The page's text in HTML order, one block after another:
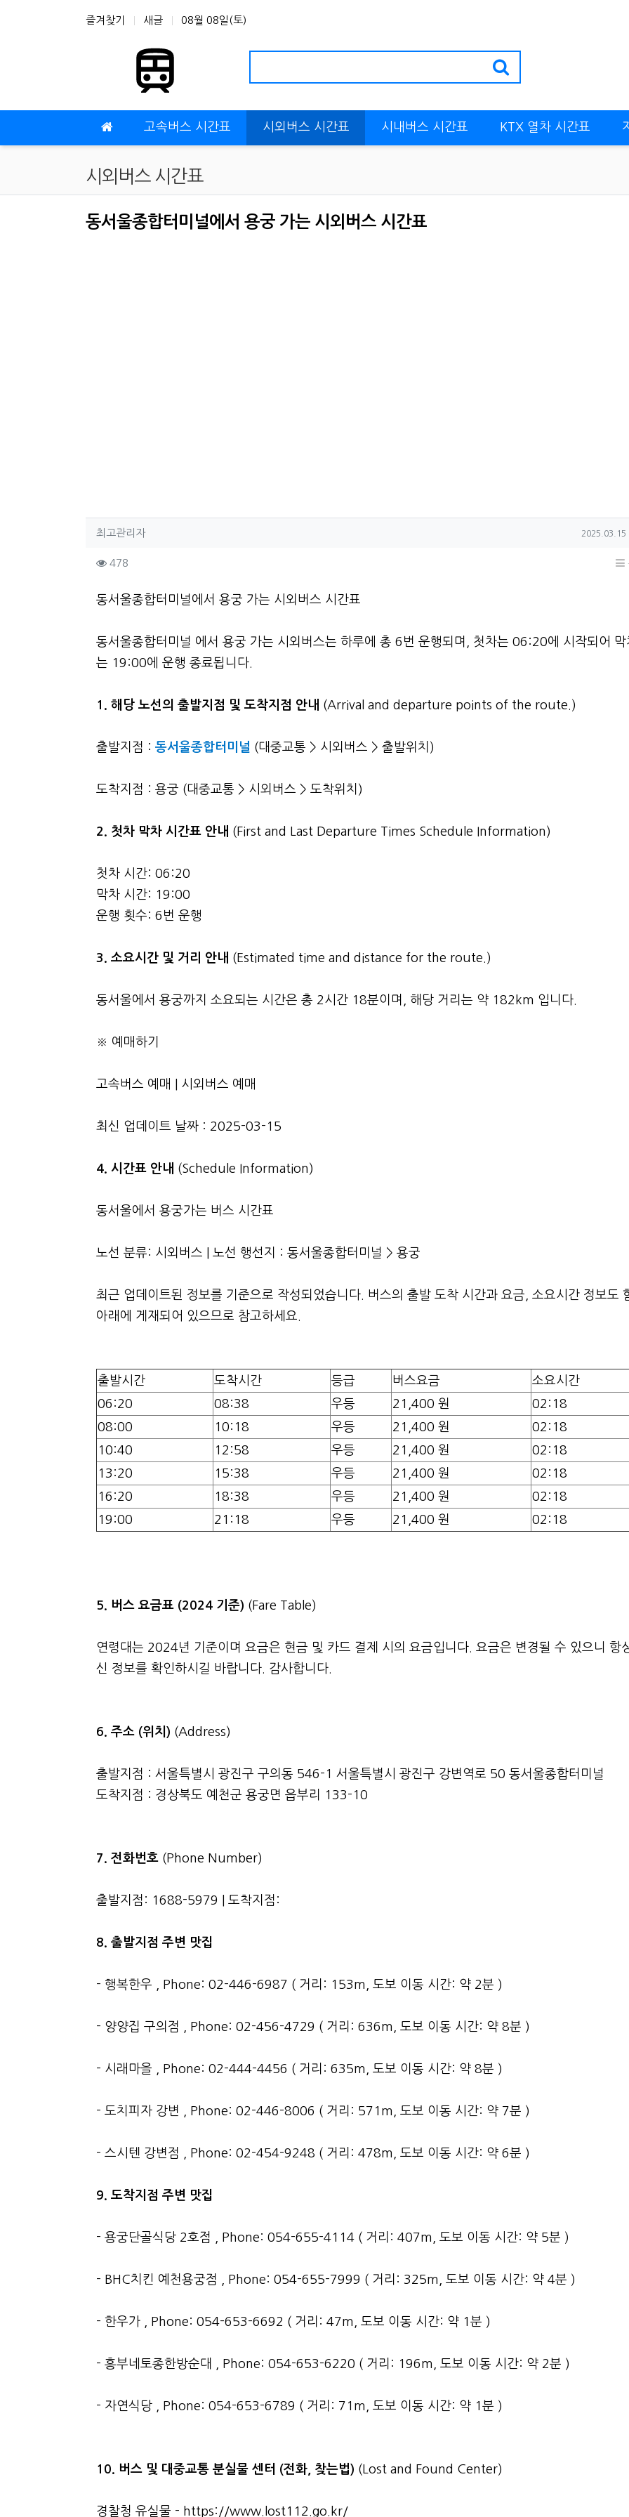
즐겨찾기 새글 08월 08일(토)
고속버스 시간표 시외버스 시간표 시내버스 시간표 KTX 열차 시간표
시외버스 시간표
동서울종합터미널에서 용궁 가는 시외버스 시간표
작성자 정보
최고관리자작성 작성일
2025.03.15
컨텐츠 정보
478
본문
동서울종합터미널에서 용궁 가는 시외버스 시간표
동서울종합터미널 에서 용궁 가는 시외버스는 하루에 총 6번 운행되며, 첫차는 06:20에 시작되어 막
는 19:00에 운행 종료됩니다.
1. 해당 노선의 출발지점 및 도착지점 안내 (Arrival and departure points of the route.)
출발지점 : 동서울종합터미널 (대중교통 > 시외버스 > 출발위치)
도착지점 : 용궁 (대중교통 > 시외버스 > 도착위치)
2. 첫차 막차 시간표 안내 (First and Last Departure Times Schedule Information)
첫차 시간: 06:20
막차 시간: 19:00
운행 횟수: 6번 운행
3. 소요시간 및 거리 안내 (Estimated time and distance for the route.)
동서울에서 용궁까지 소요되는 시간은 총 2시간 18분이며, 해당 거리는 약 182km 입니다.
※ 예매하기
고속버스 예매 시외버스 예매
최신 업데이트 날짜 : 2025-03-15
4. 시간표 안내 (Schedule Information)
동서울에서 용궁가는 버스 시간표
노선 분류: 시외버스 | 노선 행선지 : 동서울종합터미널 > 용궁
최근 업데이트된 정보를 기준으로 작성되었습니다. 버스의 출발 도착 시간과 요금, 소요시간 정보도
아래에 게재되어 있으므로 참고하세요.
출발시간 도착시간 등급 버스요금
소요시간
06:20
08:38 우등 21,400 원
02:18
08:00
10:18 우등 21,400 원
02:18
10:40
12:58 우등 21,400 원
02:18
13:20
15:38 우등 21,400 원
02:18
16:20
18:38 우등 21,400 원
02:18
19:00
21:18 우등 21,400 원 02:18
5. 버스 요금표 (2024 기준) (Fare Table)
연령대는 2024년 기준이며 요금은 현금 및 카드 결제 시의 요금입니다. 요금은 변경될 수 있으니 항
신 정보를 확인하시길 바랍니다. 감사합니다.
6. 주소 (위치) (Address)
출발지점 : 서울특별시 광진구 구의동 546-1 서울특별시 광진구 강변역로 50 동서울종합터미널
도착지점 : 경상북도 예천군 용궁면 읍부리 133-10
7. 전화번호 (Phone Number)
출발지점: 1688-5979 | 도착지점:
8. 출발지점 주변 맛집
- 행복한우 , Phone: 02-446-6987 ( 거리: 153m, 도보 이동 시간: 약 2분 )
- 양양집 구의점 , Phone: 02-456-4729 ( 거리: 636m, 도보 이동 시간: 약 8분 )
- 시래마을 , Phone: 02-444-4456 ( 거리: 635m, 도보 이동 시간: 약 8분 )
- 도치피자 강변 , Phone: 02-446-8006 ( 거리: 571m, 도보 이동 시간: 약 7분 )
- 스시텐 강변점 , Phone: 02-454-9248 ( 거리: 478m, 도보 이동 시간: 약 6분 )
9. 도착지점 주변 맛집
- 용궁단골식당 2호점 , Phone: 054-655-4114 ( 거리: 407m, 도보 이동 시간: 약 5분 )
- BHC치킨 예천용궁점 , Phone: 054-655-7999 ( 거리: 325m, 도보 이동 시간: 약 4분 )
- 한우가 , Phone: 054-653-6692 ( 거리: 47m, 도보 이동 시간: 약 1분 )
- 흥부네토종한방순대 , Phone: 054-653-6220 ( 거리: 196m, 도보 이동 시간: 약 2분 )
- 자연식당 , Phone: 054-653-6789 ( 거리: 71m, 도보 이동 시간: 약 1분 )
10. 버스 및 대중교통 분실물 센터 (전화, 찾는법) (Lost and Found Center)
경찰청 유실물 - https://www.lost112.go.kr/